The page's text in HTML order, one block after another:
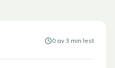
0 av 3 min lest